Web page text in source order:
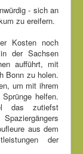
- sich an
zu ereifern.
Kosten noch
der Sachsen
aufführt, mit
Bonn zu holen.
um mit ihrem
helfen.
das zutiefst
aus dem
der